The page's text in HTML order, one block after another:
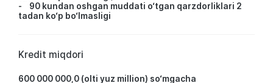
- 90 kundan oshgan muddati o‘tgan qarzdorliklari 2
tadan ko‘p bo‘lmasligi
Kredit miqdori
600 000 000,0 (olti yuz million) so‘mgacha